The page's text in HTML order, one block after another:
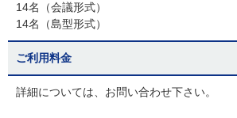
14名（会議形式）
14名（島型形式）
ご利用料金
詳細については、お問い合わせ下さい。